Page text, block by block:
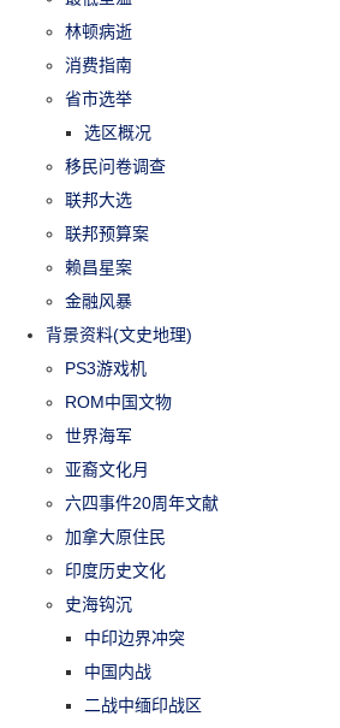
林顿病逝
消费指南
省市选举
选区概况
移民问卷调查
联邦大选
联邦预算案
赖昌星案
金融风暴
背景资料(文史地理)
PS3游戏机
ROM中国文物
世界海军
亚裔文化月
六四事件20周年文献
加拿大原住民
印度历史文化
史海钩沉
中印边界冲突
中国内战
二战中缅印战区